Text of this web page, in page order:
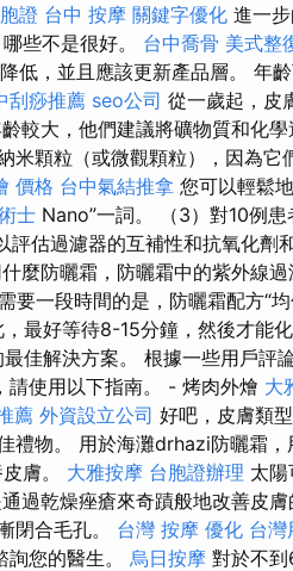
證 台中 按摩 關鍵字優化 進一
些不是很好。 台中喬骨 美式整
低，並且應該更新產品層。 年
刮痧推薦 seo公司 從一歲起，皮
較大，他們建議將礦物質和化學
米顆粒（或微觀顆粒），因為它
價格 台中氣結推拿 您可以輕鬆
士 Nano”一詞。 （3）對10例患
評估過濾器的互補性和抗氧化劑
麼防曬霜，防曬霜中的紫外線
要一段時間的是，防曬霜配方“
，最好等待8-15分鐘，然後才能
佳解決方案。 根據一些用戶評
請使用以下指南。 - 烤肉外燴 大
薦 外資設立公司 好吧，皮膚類
禮物。 用於海灘drhazi防曬霜
膚。 大雅按摩 台胞證辦理 太陽
過乾燥痤瘡來奇蹟般地改善皮膚
閉合毛孔。 台灣 按摩 優化 台灣
您的醫生。 烏日按摩 對於不到